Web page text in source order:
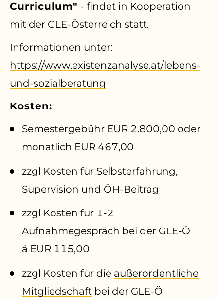
Curriculum" - findet in Kooperation
mit der GLE-Österreich statt.
Informationen unter:
https://www.existenzanalyse.at/lebens-
und-sozialberatung
Kosten:
Semestergebühr EUR 2.800,00 oder
monatlich EUR 467,00
zzgl Kosten für Selbsterfahrung,
Supervision und ÖH-Beitrag
zzgl Kosten für 1-2
Aufnahmegespräch bei der GLE-Ö
á EUR 115,00
zzgl Kosten für die außerordentliche
Mitgliedschaft bei der GLE-Ö